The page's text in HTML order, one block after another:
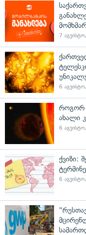
7
6
როგორ
ახალი
6
ქვიზი:
6